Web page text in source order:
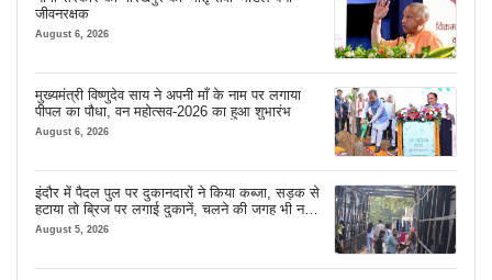
जीवनरक्षक
August 6, 2026
मुख्यमंत्री विष्णुदेव साय ने अपनी माँ के नाम पर लगाया
पीपल का पौधा, वन महोत्सव-2026 का हुआ शुभारंभ
August 6, 2026
इंदौर में पैदल पुल पर दुकानदारों ने किया कब्जा, सड़क से
हटाया तो ब्रिज पर लगाई दुकानें, चलने की जगह भी नहीं
मिल रही
August 5, 2026